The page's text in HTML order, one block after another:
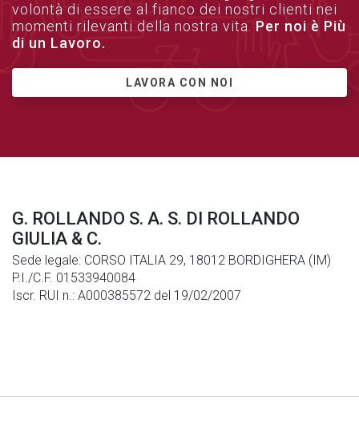
volontà di essere al fianco dei nostri clienti nei
momenti rilevanti della nostra vita. Per noi è Più
di un Lavoro.
LAVORA CON NOI
G. ROLLANDO S. A. S. DI ROLLANDO
GIULIA & C.
Sede legale: CORSO ITALIA 29, 18012 BORDIGHERA (IM)
P.I./C.F. 01533940084
Iscr. RUI n.: A000385572 del 19/02/2007